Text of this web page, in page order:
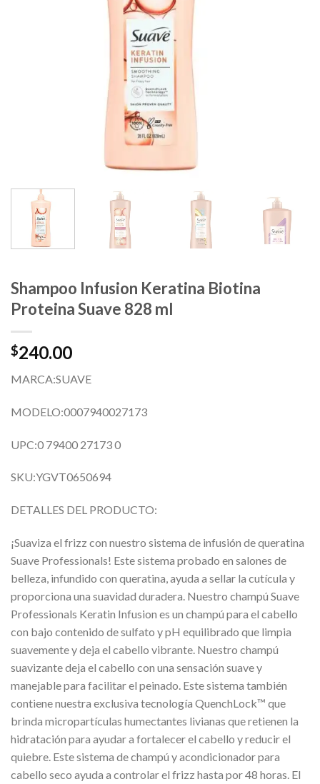
Shampoo Infusion Keratina Biotina
Proteina Suave 828 ml
$240.00
MARCA:SUAVE
MODELO:0007940027173
UPC:0 79400 27173 0
SKU:YGVT0650694
DETALLES DEL PRODUCTO:
¡Suaviza el frizz con nuestro sistema de infusión de queratina
Suave Professionals! Este sistema probado en salones de
belleza, infundido con queratina, ayuda a sellar la cutícula y
proporciona una suavidad duradera. Nuestro champú Suave
Professionals Keratin Infusion es un champú para el cabello
con bajo contenido de sulfato y pH equilibrado que limpia
suavemente y deja el cabello vibrante. Nuestro champú
suavizante deja el cabello con una sensación suave y
manejable para facilitar el peinado. Este sistema también
contiene nuestra exclusiva tecnología QuenchLock™ que
brinda micropartículas humectantes livianas que retienen la
hidratación para ayudar a fortalecer el cabello y reducir el
quiebre. Este sistema de champú y acondicionador para
cabello seco ayuda a controlar el frizz hasta por 48 horas. El